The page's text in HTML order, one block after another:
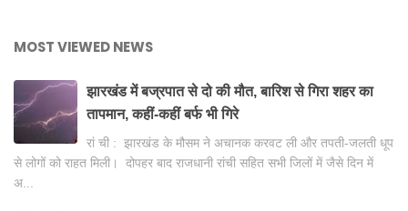
MOST VIEWED NEWS
झारखंड में बज्रपात से दो की मौत, बारिश से गिरा शहर का
तापमान, कहीं-कहीं बर्फ भी गिरे
रां ची : झारखंड के मौसम ने अचानक करवट ली और तपती-जलती धूप
से लोगों को राहत मिली। दोपहर बाद राजधानी रांची सहित सभी जिलों में जैसे दिन में
अ...